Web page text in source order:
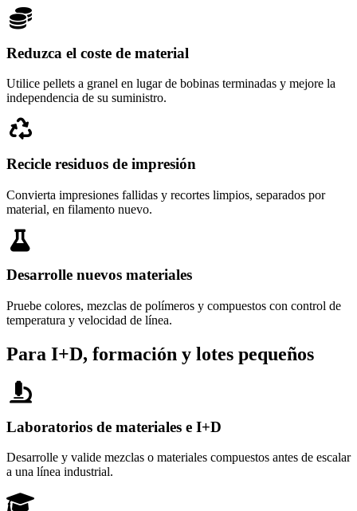
Reduzca el coste de material
Utilice pellets a granel en lugar de bobinas terminadas y mejore la
independencia de su suministro.
Recicle residuos de impresión
Convierta impresiones fallidas y recortes limpios, separados por
material, en filamento nuevo.
Desarrolle nuevos materiales
Pruebe colores, mezclas de polímeros y compuestos con control de
temperatura y velocidad de línea.
Para I+D, formación y lotes pequeños
Laboratorios de materiales e I+D
Desarrolle y valide mezclas o materiales compuestos antes de escalar
a una línea industrial.